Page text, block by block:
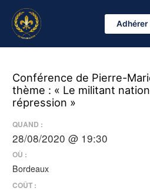
contenu
Adhérer
Conférence de Pierre-
thème : « Le militant
répression »
QUAND :
28/08/2020 @ 19:30
OÙ :
Bordeaux
COÛT :